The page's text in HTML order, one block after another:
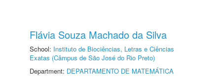
Flávia Souza Machado da Silva
School: Instituto de Biociências, Letras e Ciências
Exatas (Câmpus de São José do Rio Preto)
Department: DEPARTAMENTO DE MATEMÁTICA